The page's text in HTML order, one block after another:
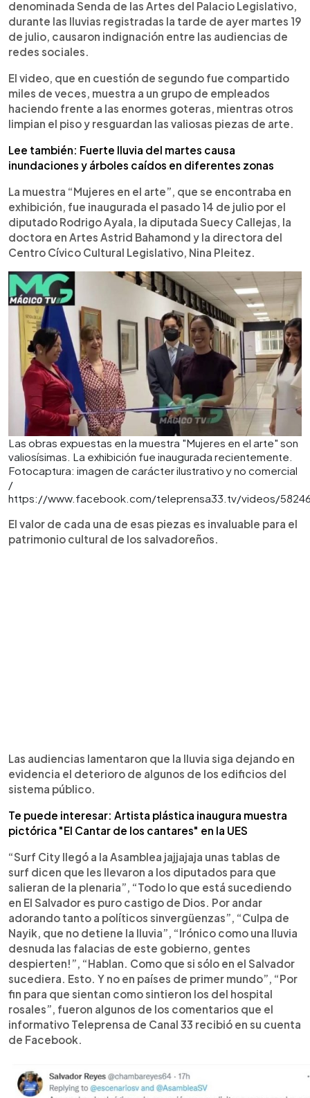
denominada Senda de las Artes del Palacio Legislativo,
durante las lluvias registradas la tarde de ayer martes 19
de julio, causaron indignación entre las audiencias de
redes sociales.
El video, que en cuestión de segundo fue compartido
miles de veces, muestra a un grupo de empleados
haciendo frente a las enormes goteras, mientras otros
limpian el piso y resguardan las valiosas piezas de arte.
Lee también: Fuerte lluvia del martes causa
inundaciones y árboles caídos en diferentes zonas
La muestra “Mujeres en el arte”, que se encontraba en
exhibición, fue inaugurada el pasado 14 de julio por el
diputado Rodrigo Ayala, la diputada Suecy Callejas, la
doctora en Artes Astrid Bahamond y la directora del
Centro Cívico Cultural Legislativo, Nina Pleitez.
Las obras expuestas en la muestra "Mujeres en el arte" son
valiosísimas. La exhibición fue inaugurada recientemente.
Fotocaptura: imagen de carácter ilustrativo y no comercial
/
https://www.facebook.com/teleprensa33.tv/videos/
El valor de cada una de esas piezas es invaluable para el
patrimonio cultural de los salvadoreños.
Las audiencias lamentaron que la lluvia siga dejando en
evidencia el deterioro de algunos de los edificios del
sistema público.
Te puede interesar: Artista plástica inaugura muestra
pictórica "El Cantar de los cantares" en la UES
“Surf City llegó a la Asamblea jajjajaja unas tablas de
surf dicen que les llevaron a los diputados para que
salieran de la plenaria”, “Todo lo que está sucediendo
en El Salvador es puro castigo de Dios. Por andar
adorando tanto a políticos sinvergüenzas”, “Culpa de
Nayik, que no detiene la lluvia”, “Irónico como una lluvia
desnuda las falacias de este gobierno, gentes
despierten!”, “Hablan. Como que si sólo en el Salvador
sucediera. Esto. Y no en países de primer mundo”, “Por
fin para que sientan como sintieron los del hospital
rosales”, fueron algunos de los comentarios que el
informativo Teleprensa de Canal 33 recibió en su cuenta
de Facebook.